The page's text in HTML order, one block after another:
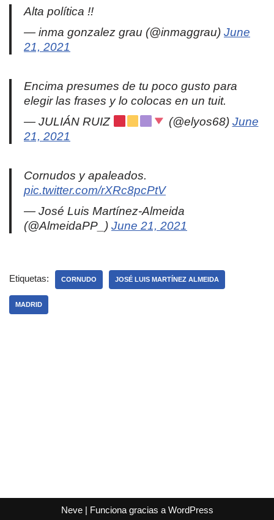
Alta política !!
— inma gonzalez grau (@inmaggrau) June
21, 2021
Encima presumes de tu poco gusto para
elegir las frases y lo colocas en un tuit.
— JULIÁN RUIZ
(@elyos68) June
21, 2021
Cornudos y apaleados.
pic.twitter.com/rXRc8pcPtV
— José Luis Martínez-Almeida
(@AlmeidaPP_) June 21, 2021
Etiquetas: CORNUDO JOSÉ LUIS MARTÍNEZ ALMEIDA
MADRID
Neve| Funciona gracias a WordPress